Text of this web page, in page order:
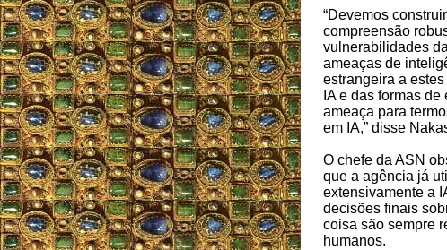
“Devemos
compreensão
vulnerabilidades
ameaças de
estrangeira a
IA e das formas de
ameaça para
em IA,” disse
O chefe da ASN
que a agência já
extensivamente a
decisões finais
coisa são sempre
humanos.